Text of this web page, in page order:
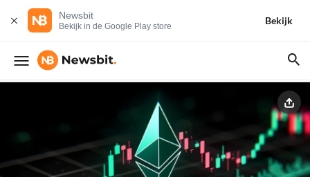
Newsbit
Bekijk in de Google Play store
Bekijk